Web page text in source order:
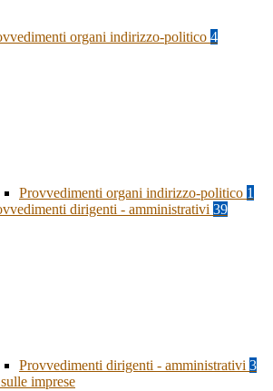
organi indirizzo-politico 4
Provvedimenti organi indirizzo-politico 1
dirigenti - amministrativi 39
Provvedimenti dirigenti - amministrativi 3
imprese